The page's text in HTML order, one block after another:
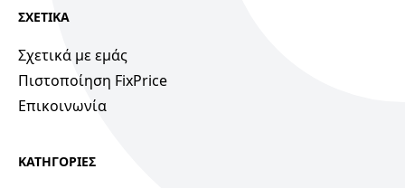
ΣΧΕΤΙΚΑ
Σχετικά με εμάς
Πιστοποίηση FixPrice
Επικοινωνία
ΚΑΤΗΓΟΡΙΕΣ